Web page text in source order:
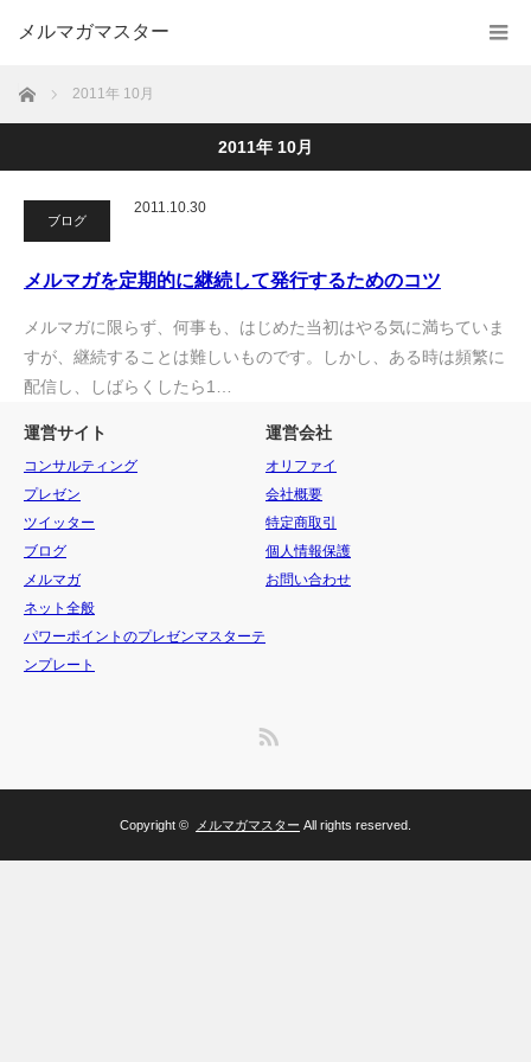
メルマガマスター
ホーム 2011年 10月
2011年 10月
ブログ
2011.10.30
メルマガを定期的に継続して発行するためのコツ
メルマガに限らず、何事も、はじめた当初はやる気に満ちていま
すが、継続することは難しいものです。しかし、ある時は頻繁に
配信し、しばらくしたら1…
運営サイト
コンサルティング
プレゼン
ツイッター
ブログ
メルマガ
ネット全般
パワーポイントのプレゼンマスターテ
ンプレート
運営会社
オリファイ
会社概要
特定商取引
個人情報保護
お問い合わせ
Copyright © メルマガマスター All rights reserved.